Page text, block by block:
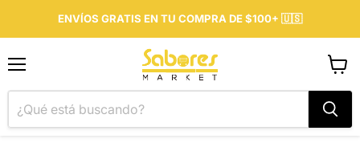
ENVÍOS GRATIS EN TU COMPRA DE $100+ 🇺🇸
carrito